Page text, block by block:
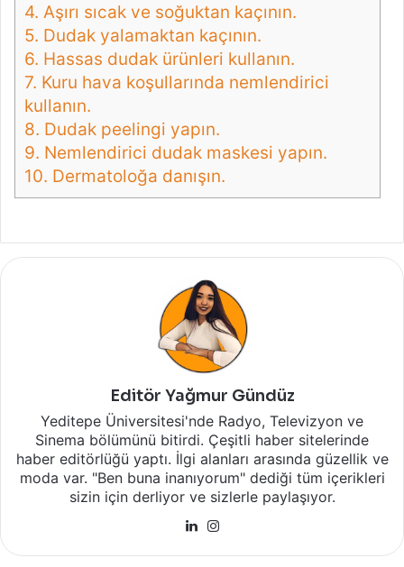
4. Aşırı sıcak ve soğuktan kaçının.
5. Dudak yalamaktan kaçının.
6. Hassas dudak ürünleri kullanın.
7. Kuru hava koşullarında nemlendirici
kullanın.
8. Dudak peelingi yapın.
9. Nemlendirici dudak maskesi yapın.
10. Dermatoloğa danışın.
Editör Yağmur Gündüz
Yeditepe Üniversitesi'nde Radyo, Televizyon ve
Sinema bölümünü bitirdi. Çeşitli haber sitelerinde
haber editörlüğü yaptı. İlgi alanları arasında güzellik ve
moda var. "Ben buna inanıyorum" dediği tüm içerikleri
sizin için derliyor ve sizlerle paylaşıyor.
LinkedIn